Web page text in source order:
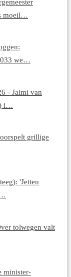
moeil…
we…
- Jaimi van
i…
grillige
'Jetten
tolwegen valt
minister-